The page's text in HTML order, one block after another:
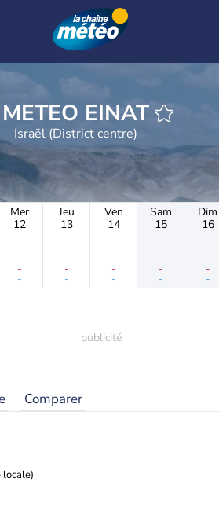
METEO EINAT
Israël (District centre)
Mer
12
-
-
Jeu
13
-
-
Ven
14
-
-
Sam
15
-
-
Dim
16
-
-
Comparer
locale)